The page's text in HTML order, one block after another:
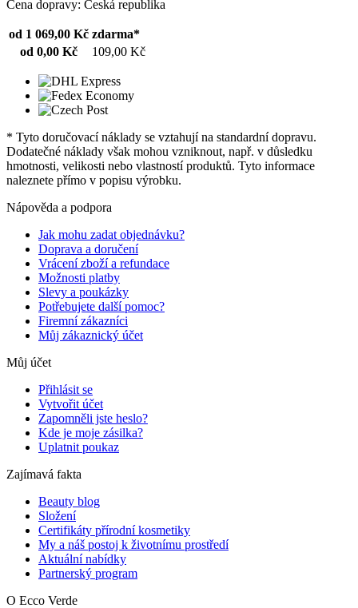
Cena dopravy: Česká republika
od 1 069,00 Kč zdarma*
od 0,00 Kč
109,00 Kč
* Tyto doručovací náklady se vztahují na standardní dopravu.
Dodatečné náklady však mohou vzniknout, např. v důsledku
hmotnosti, velikosti nebo vlastností produktů. Tyto informace
naleznete přímo v popisu výrobku.
Nápověda a podpora
Jak mohu zadat objednávku?
Doprava a doručení
Vrácení zboží a refundace
Možnosti platby
Slevy a poukázky
Potřebujete další pomoc?
Firemní zákazníci
Můj zákaznický účet
Můj účet
Přihlásit se
Vytvořit účet
Zapomněli jste heslo?
Kde je moje zásilka?
Uplatnit poukaz
Zajímavá fakta
Beauty blog
Složení
Certifikáty přírodní kosmetiky
My a náš postoj k životnímu prostředí
Aktuální nabídky
Partnerský program
O Ecco Verde